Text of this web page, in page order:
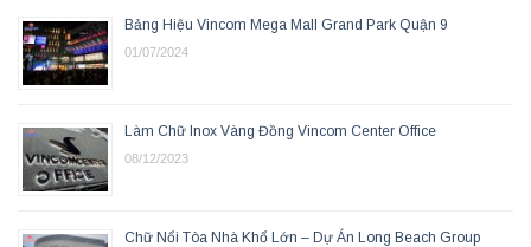
Bảng Hiệu Vincom Mega Mall Grand Park Quận 9
01/07/2024
Làm Chữ Inox Vàng Đồng Vincom Center Office
08/12/2023
Chữ Nổi Tòa Nhà Khổ Lớn – Dự Án Long Beach Group